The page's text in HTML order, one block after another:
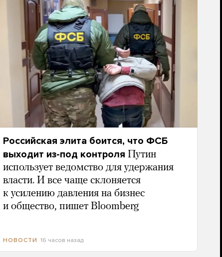
Российская элита боится, что ФСБ
выходит из-под контроля Путин
использует ведомство для удержания
власти. И все чаще склоняется
к усилению давления на бизнес
и общество, пишет Bloomberg
НОВОСТИ 16 часов назад